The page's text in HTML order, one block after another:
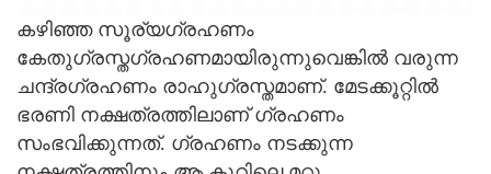
കഴിഞ്ഞ സൂര്യഗ്രഹണം
കേതുഗ്രസ്തഗ്രഹണമായിരുന്നുവെങ്കിൽ വരുന്ന
ചന്ദ്രഗ്രഹണം രാഹുഗ്രസ്തമാണ്. മേടക്കൂറ്റിൽ
ഭരണി നക്ഷത്രത്തിലാണ് ഗ്രഹണം
സംഭവിക്കുന്നത്. ഗ്രഹണം നടക്കുന്ന